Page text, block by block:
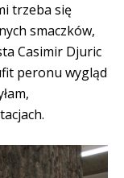
trzeba się
smaczków,
Casimir Djuric
peronu wygląd